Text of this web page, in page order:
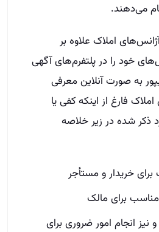
می‌دهند.
املاک علاوه بر
خود را در پلتفرم‌های آگهی
به صورت آنلاین معرفی
فارغ از اینکه کفی یا
ذکر شده در زیر خلاصه
خریدار و مستأجر
برای مالک
انجام امور ضروری برای